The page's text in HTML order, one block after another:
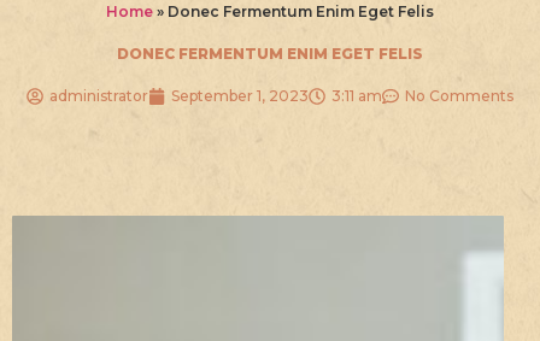
Home » Donec Fermentum Enim Eget Felis
DONEC FERMENTUM ENIM EGET FELIS
administrator September 1, 2023 3:11 am No Comments